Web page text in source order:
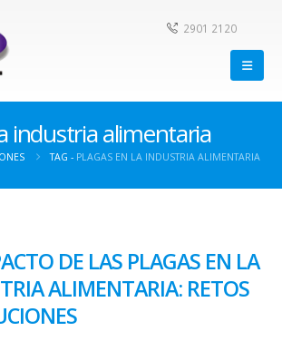
2901 2120
industria alimentaria
TAG - PLAGAS EN LA INDUSTRIA ALIMENTARIA
DE LAS PLAGAS EN LA
ALIMENTARIA: RETOS